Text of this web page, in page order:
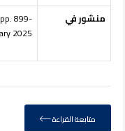
منشور في
899-
2025.
متابعة القراءة